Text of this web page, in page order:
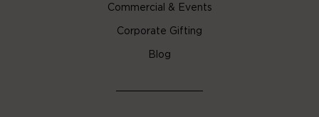
Commercial & Events
Corporate Gifting
Blog